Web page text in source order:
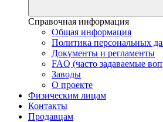
Справочная информация
Общая информация
Политика персональных
Документы и регламенты
FAQ (часто задаваемые
Заводы
О проекте
Физическим лицам
Контакты
Продавцам